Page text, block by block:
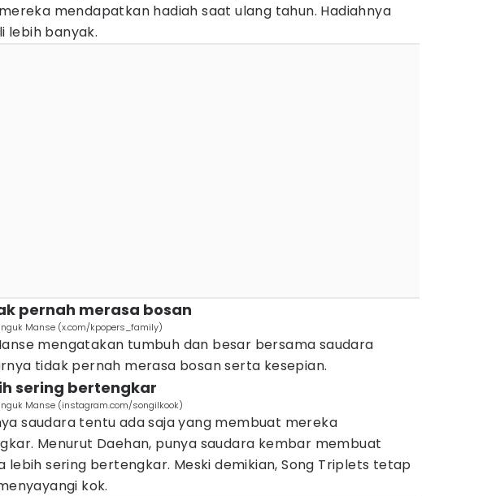
mendapatkan hadiah saat ulang tahun. Hadiahnya
lebih banyak.
pernah merasa bosan
Manse (x.com/kpopers_family)
mengatakan tumbuh dan besar bersama saudara
tidak pernah merasa bosan serta kesepian.
sering bertengkar
Manse (instagram.com/songilkook)
saudara tentu ada saja yang membuat mereka
Menurut Daehan, punya saudara kembar membuat
lebih sering bertengkar. Meski demikian, Song Triplets tetap
kok.